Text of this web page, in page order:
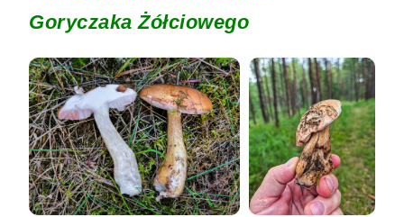
Goryczaka Żółciowego